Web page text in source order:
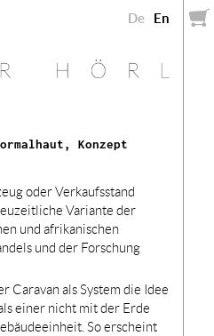
De En
Konzept
oder Verkaufsstand
Variante der
und afrikanischen
und der Forschung
Caravan als System die Idee
einer nicht mit der Erde
So erscheint